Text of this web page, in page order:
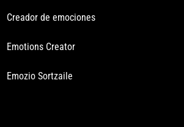
Creador de emociones
Emotions Creator
Emozio Sortzaile